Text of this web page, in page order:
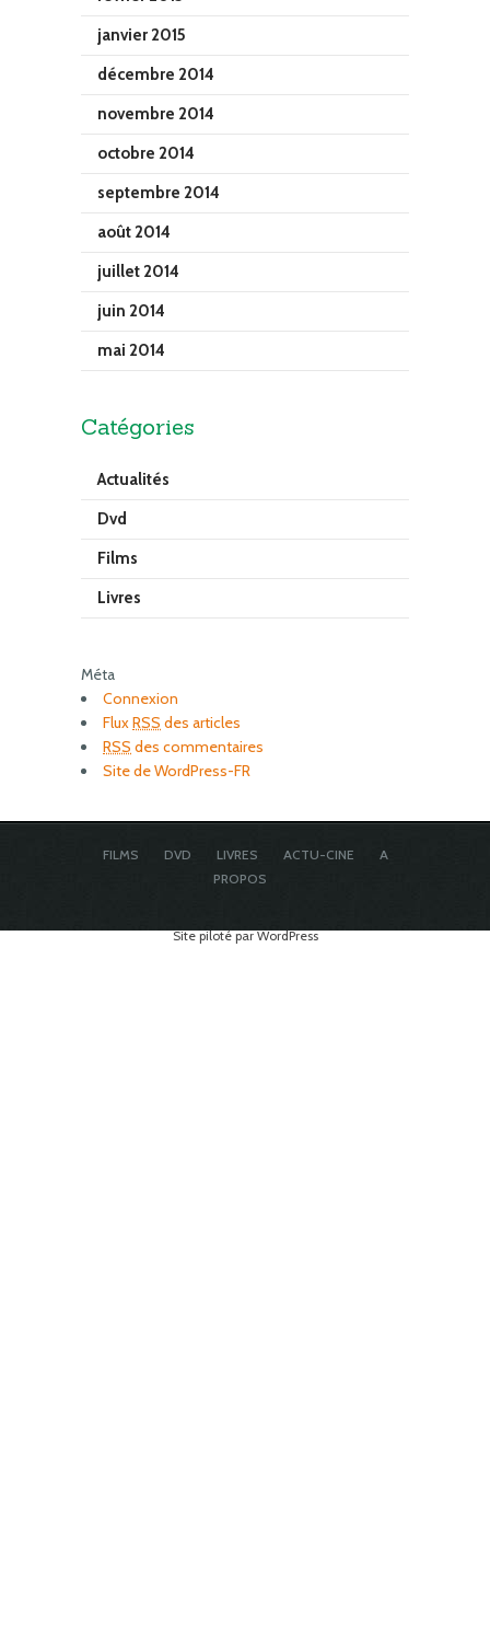
janvier 2015
décembre 2014
novembre 2014
octobre 2014
septembre 2014
août 2014
juillet 2014
juin 2014
mai 2014
Catégories
Actualités
Dvd
Films
Livres
Méta
Connexion
FluxRSS des articles
RSS des commentaires
Site de WordPress-FR
FILMS DVD LIVRES ACTU-CINE
A
PROPOS
Site piloté par WordPress